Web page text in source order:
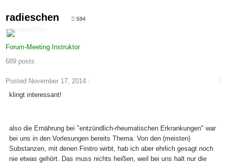
radieschen 594
Forum-Meeting Instruktor
689 posts
Posted November 17, 2014 ·
klingt interessant!
also die Ernährung bei "entzündlich-rheumatischen Erkrankungen" war
bei uns in den Vorlesungen bereits Thema. Von den (meisten)
Substanzen, mit denen Finitro wirbt, hab ich aber ehrlich gesagt noch
nie etwas gehört. Das muss nichts heißen, weil bei uns halt nur die